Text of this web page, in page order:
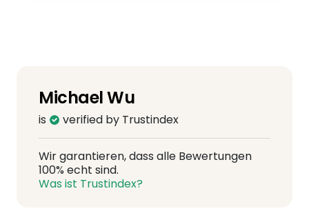
Michael Wu
is verified by Trustindex
Wir garantieren, dass alle Bewertungen
100% echt sind.
Was ist Trustindex?